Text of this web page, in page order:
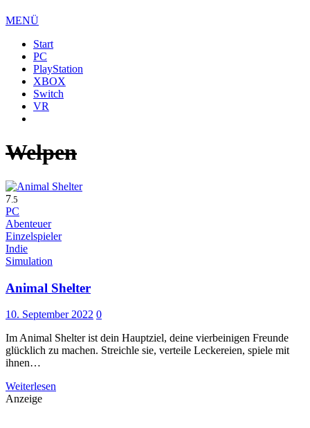
MENÜ
Start
PC
PlayStation
XBOX
Switch
VR
Welpen
7 .5
PC
Abenteuer
Einzelspieler
Indie
Simulation
Animal Shelter
10. September 2022 0
Im Animal Shelter ist dein Hauptziel, deine vierbeinigen Freunde
glücklich zu machen. Streichle sie, verteile Leckereien, spiele mit
ihnen…
Weiterlesen
Anzeige